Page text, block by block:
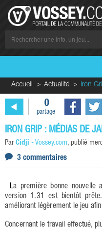
Accueil Actualité Iron
0
partage
IRON GRIP : MÉDIAS DE
Par Cidji - Vossey.com, publié
3 commentaires
La première bonne nouvelle
version 1.31 est bientôt
améliorant légèrement le jeu
Concernant le travail effectué,